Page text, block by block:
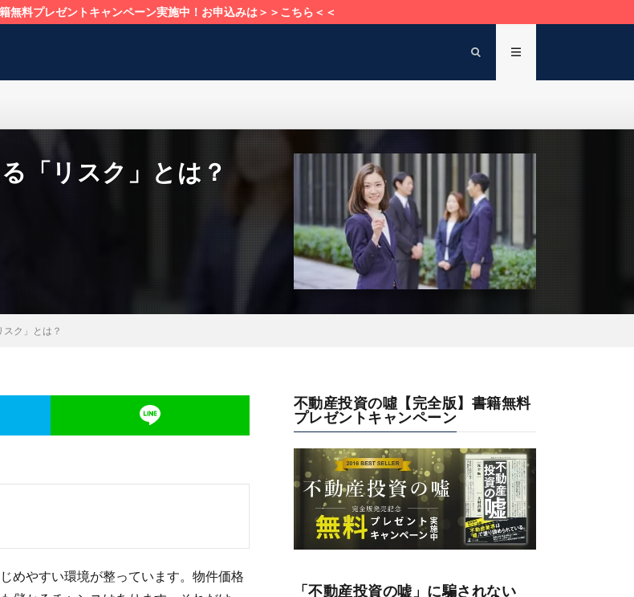
無料プレゼントキャンペーン実施中！お申込みは＞＞こちら＜＜
「リスク」とは？
ク」とは？
めやすい環境が整っています。物件価格
不動産投資の噓【完全版】書籍無料
プレゼントキャンペーン
「不動産投資の嘘」に騙されない